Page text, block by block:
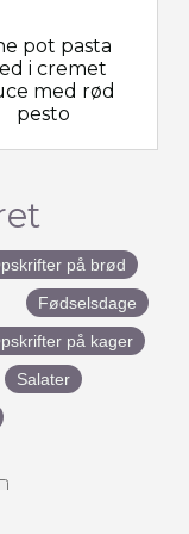
pot pasta
i cremet
med rød
pesto
på brød
Fødselsdage
på kager
Salater